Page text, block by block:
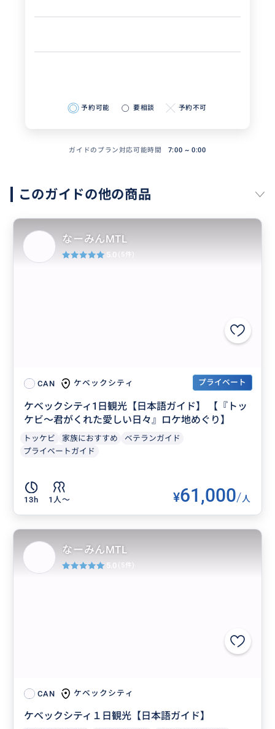
予約可能 要相談 予約不可
ガイドのプラン対応可能時間 7:00 ~ 0:00
このガイドの他の商品
CAN ケベックシティ プライベート
ケベックシティ1日観光【日本語ガイド】 【『トッ
ケビ〜君がくれた愛しい日々』ロケ地めぐり】
トッケビ 家族におすすめ
ベテランガイド
プライベートガイド
13h 1人〜 ¥61,000/人
なーみんMTL
5.0 (5件)
CAN ケベックシティ
ケベックシティ１日観光【日本語ガイド】
なーみんMTL
5.0 (5件)